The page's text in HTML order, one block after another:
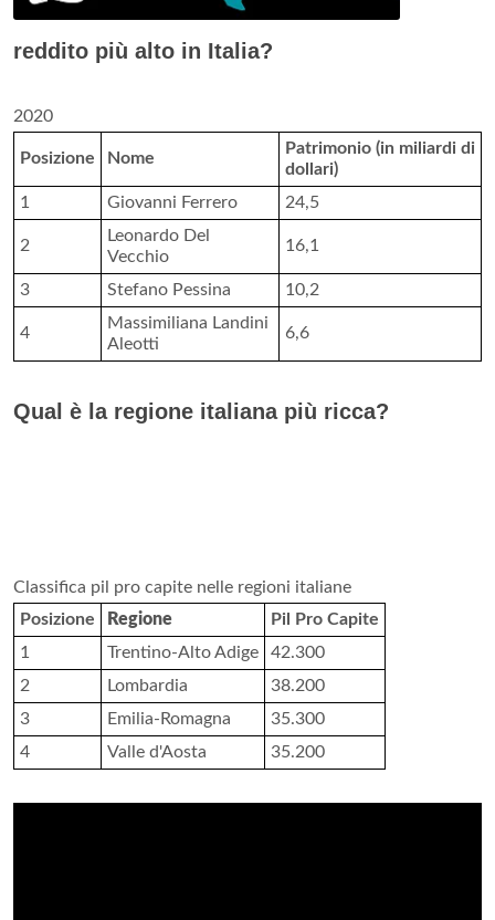
reddito più alto in Italia?
2020
Posizione Nome
Patrimonio (in miliardi di
dollari)
1
Giovanni Ferrero 24,5
2
Leonardo Del
Vecchio
16,1
3 Stefano Pessina 10,2
4
Massimiliana Landini
Aleotti
6,6
Qual è la regione italiana più ricca?
Classifica pil pro capite nelle regioni italiane
Posizione
Regione
Pil Pro Capite
1
Trentino-Alto Adige
42.300
2
Lombardia
38.200
3
Emilia-Romagna
35.300
4
Valle d'Aosta 35.200